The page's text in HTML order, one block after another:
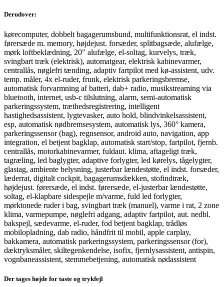
Derudover:
kørecomputer, dobbelt bagagerumsbund, multifunktionsrat, el indst.
førersæde m. memory, højdejust. forsæder, splitbagsæde, alufælge,
mørk loftbeklædning, 20" alufælge, el-soltag, kurvelys, træk,
svingbart træk (elektrisk), automatgear, elektrisk kabinevarmer,
centrallås, nøglefri tænding, adaptiv fartpilot med kø-assistent, udv.
temp. måler, 4x el-ruder, frunk, elektrisk parkeringsbremse,
automatisk forvarmning af batteri, dab+ radio, musikstreaming via
bluetooth, internet, usb-c tilslutning, alarm, semi-automatisk
parkeringssystem, træthedsregistrering, intelligent
hastighedsassistent, lygtevasker, auto hold, blindvinkelsassistent,
esp, automatisk nødbremsesystem, automatisk lys, 360° kamera,
parkeringssensor (bag), regnsensor, android auto, navigation, app
integration, el betjent bagklap, automatisk start/stop, fartpilot, fjernb.
centrallås, motorkabinevarmer, fuldaut. klima, aftageligt træk,
tagræling, led baglygter, adaptive forlygter, led kørelys, tågelygter,
glastag, ambiente belysning, justerbar lændestøtte, el indst. forsæder,
læderrat, digitalt cockpit, bagagerumsdækken, stofindtræk,
højdejust. førersæde, el indst. førersæde, el-justerbar lændestøtte,
soltag, el-klapbare sidespejle m/varme, fuld led forlygter,
mørktonede ruder i bag, svingbart træk (manuel), varme i rat, 2 zone
klima, varmepumpe, nøglefri adgang, adaptiv fartpilot, aut. nedbl.
bakspejl, sædevarme, el-ruder, fod betjent bagklap, trådløs
mobilopladning, dab radio, håndfrit til mobil, apple carplay,
bakkamera, automatisk parkeringssystem, parkeringssensor (for),
dæktryksmåler, skiltegenkendelse, isofix, fjernlysassistent, antispin,
vognbaneassistent, stemmebetjening, automatisk nødassistent
Der tages højde for taste og trykfejl